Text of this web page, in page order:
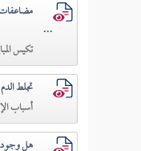
مضاعفات
...
تكيس
تجلط
أسباب
هل وجود